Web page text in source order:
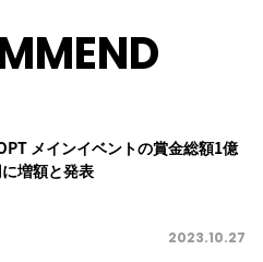
メインイベントの賞金総額1億
増額と発表
2023.10.27